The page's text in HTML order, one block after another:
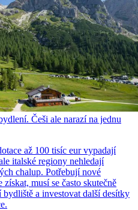
Češi ale narazí na jednu
až 100 tisíc eur vypadají
italské regiony nehledají
chalup. Potřebují nové
musí se často skutečně
a investovat další desítky